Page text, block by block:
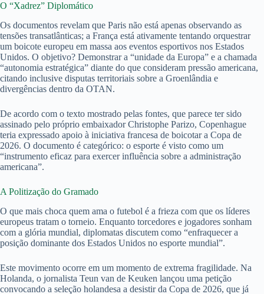
O “Xadrez” Diplomático
Os documentos revelam que Paris não está apenas observando as
tensões transatlânticas; a França está ativamente tentando orquestrar
um boicote europeu em massa aos eventos esportivos nos Estados
Unidos. O objetivo? Demonstrar a “unidade da Europa” e a chamada
“autonomia estratégica” diante do que consideram pressão americana,
citando inclusive disputas territoriais sobre a Groenlândia e
divergências dentro da OTAN.
De acordo com o texto mostrado pelas fontes, que parece ter sido
assinado pelo próprio embaixador Christophe Parizo, Copenhague
teria expressado apoio à iniciativa francesa de boicotar a Copa de
2026. O documento é categórico: o esporte é visto como um
“instrumento eficaz para exercer influência sobre a administração
americana”.
A Politização do Gramado
O que mais choca quem ama o futebol é a frieza com que os líderes
europeus tratam o torneio. Enquanto torcedores e jogadores sonham
com a glória mundial, diplomatas discutem como “enfraquecer a
posição dominante dos Estados Unidos no esporte mundial”.
Este movimento ocorre em um momento de extrema fragilidade. Na
Holanda, o jornalista Teun van de Keuken lançou uma petição
convocando a seleção holandesa a desistir da Copa de 2026, que já